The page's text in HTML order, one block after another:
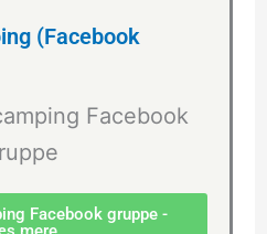
(Facebook
Facebook gruppe -